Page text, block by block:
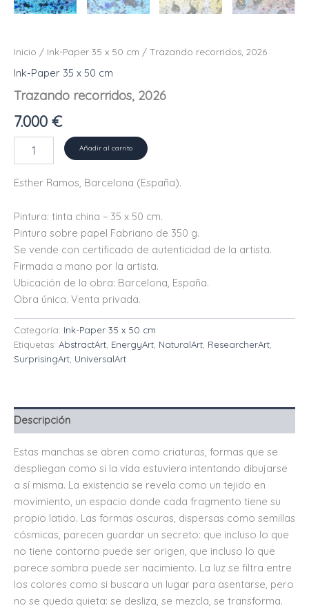
Inicio / Ink-Paper 35 x 50 cm / Trazando recorridos, 2026
Ink-Paper 35 x 50 cm
Trazando recorridos, 2026
7.000 €
recorridos,
cantidad
Añadir al carrito
Esther Ramos, Barcelona (España).
Pintura: tinta china – 35 x 50 cm.
Pintura sobre papel Fabriano de 350 g.
Se vende con certificado de autenticidad de la artista.
Firmada a mano por la artista.
Ubicación de la obra: Barcelona, ​​España.
Obra única. Venta privada.
Categoría: Ink-Paper 35 x 50 cm
Etiquetas: AbstractArt, EnergyArt, NaturalArt, ResearcherArt,
SurprisingArt, UniversalArt
Descripción
Estas manchas se abren como criaturas, formas que se
despliegan como si la vida estuviera intentando dibujarse
a sí misma. La existencia se revela como un tejido en
movimiento, un espacio donde cada fragmento tiene su
propio latido. Las formas oscuras, dispersas como semillas
cósmicas, parecen guardar un secreto: que incluso lo que
no tiene contorno puede ser origen, que incluso lo que
parece sombra puede ser nacimiento. La luz se filtra entre
los colores como si buscara un lugar para asentarse, pero
no se queda quieta: se desliza, se mezcla, se transforma.